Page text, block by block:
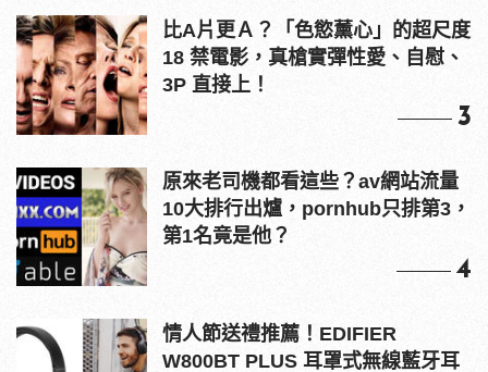
比A片更Ａ？「色慾薰心」的超尺度
18 禁電影，真槍實彈性愛、自慰、
3P 直接上！
3
原來老司機都看這些？av網站流量
10大排行出爐，pornhub只排第3，
第1名竟是他？
4
情人節送禮推薦！EDIFIER
W800BT PLUS 耳罩式無線藍牙耳